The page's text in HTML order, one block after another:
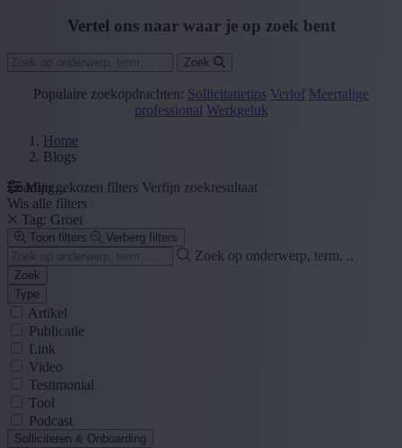
Vertel ons naar waar je op zoek bent
Zoek
Populaire zoekopdrachten: Sollicitatietips Verlof Meertalige
professional Werkgeluk
Home
Blogs
Loading...
Mijn gekozen filters Verfijn zoekresultaat
Wis alle filters
Tag: Groei
Toon filters Verberg filters
Zoek op onderwerp, term, ..
Zoek
Type
Artikel
Publicatie
Link
Video
Testimonial
Tool
Podcast
Solliciteren & Onboarding